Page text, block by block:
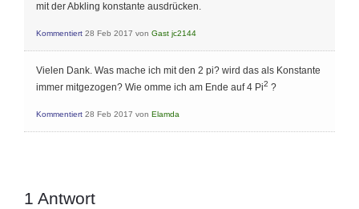
mit der Abkling konstante ausdrücken.
Kommentiert 28 Feb 2017 von Gast jc2144
Vielen Dank. Was mache ich mit den 2 pi? wird das als Konstante
immer mitgezogen? Wie omme ich am Ende auf 4 Pi2 ?
Kommentiert 28 Feb 2017 von Elamda
1 Antwort